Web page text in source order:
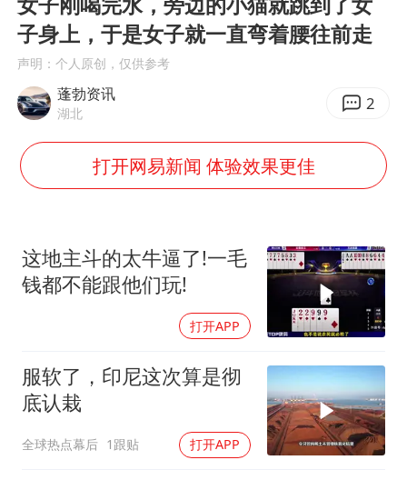
白海豚将正面袭击贯穿浙江
梁家辉：到内地拍戏不是北上是回归
牛津大学一纸声明甩不了锅
包文婧：二胎很难一碗水端平
女主硬加吻戏短剧已下架
浙江台州《告全体市民书》
《给阿嬷的情书》售后来了
子身上，于是女子就一直弯着腰往前走
声明：个人原创，仅供参考
蓬勃资讯
湖北 2
打开网易新闻 体验效果更佳
这地主斗的太牛逼了!一毛
钱都不能跟他们玩!
打开APP
服软了，印尼这次算是彻
底认栽
全球热点幕后 1跟贴 打开APP